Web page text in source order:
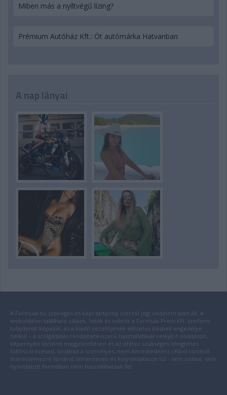
Miben más a nyíltvégű lízing?
Prémium Autóház Kft.: Öt autómárka Hatvanban
A nap lányai
A Formula.hu szöveges és képi tartalma szerzői jogi védelem alatt áll. A
weboldalon található cikkek, fotók és videók a Formula Press Kft. szellemi
tulajdonát képezik, és a kiadó vezetőjének előzetes írásbeli engedélye
nélkül – a szolgáltatás rendeltetésszerű használatával velejáró olvasáson,
képernyőn történő megjelenítésen és az ehhez szükséges ideiglenes
többszörözésen, továbbá a személyes, nem-kereskedelmi célból történő
merevlemezre történő lementésen és kinyomtatáson túl - sem online, sem
nyomtatott formában nem használhatóak fel.